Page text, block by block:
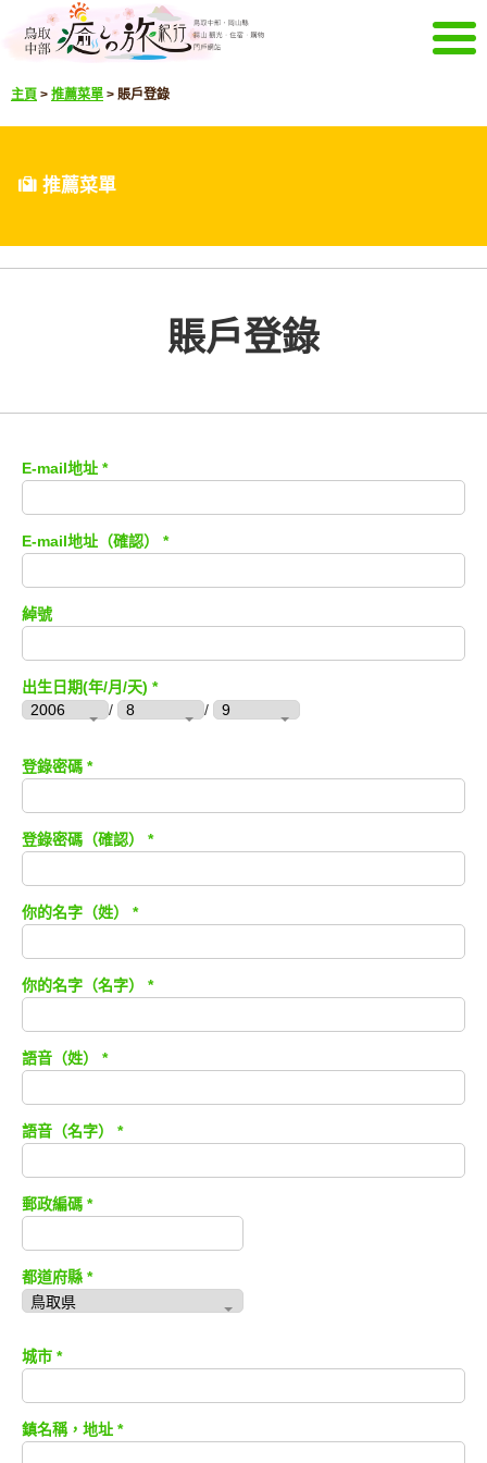
主頁
精彩影像
網站導航
版權標記
主頁 > 推薦菜單 > 賬戶登錄
推薦菜單
賬戶登錄
E-mail地址 *
E-mail地址（確認） *
綽號
出生日期(年/月/天) *
/
/
登錄密碼 *
登錄密碼（確認） *
你的名字（姓） *
你的名字（名字） *
語音（姓） *
語音（名字） *
郵政編碼 *
都道府縣 *
城市 *
鎮名稱，地址 *